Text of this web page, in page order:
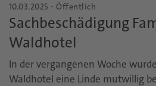
10.03.2025 - Öffentlich
Sachbeschädigung
Waldhotel
In der vergangenen Woche
Waldhotel eine Linde mutwillig